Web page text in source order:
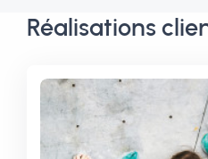
Réalisations